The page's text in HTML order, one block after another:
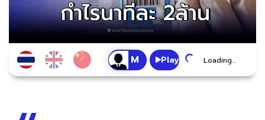
Play Loading...